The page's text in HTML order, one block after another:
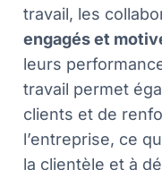
travail, les
engagés et
leurs
travail permet
clients et de
l’entreprise, ce
la clientèle et à